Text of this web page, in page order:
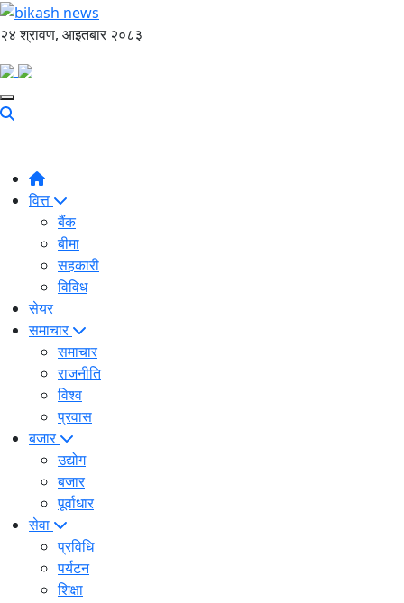
२४ श्रावण, आइतबार २०८३
वित्त
बैंक
बीमा
सहकारी
विविध
सेयर
समाचार
समाचार
राजनीति
विश्व
प्रवास
बजार
उद्योग
बजार
पूर्वाधार
सेवा
प्रविधि
पर्यटन
शिक्षा